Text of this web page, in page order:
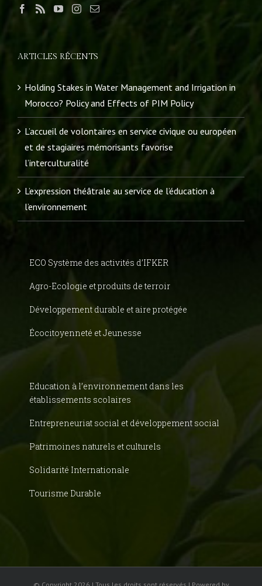
ARTICLES RÉCENTS
Holding Stakes in Water Management and Irrigation in
Morocco? Policy and Effects of PIM Policy
L’accueil de volontaires en service civique ou européen
et de stagiaires mémorisants favorise
l’interculturalité
L’expression théâtrale au service de l’éducation à
l’environnement
ECO Système des activités d’IFKER
Agro-Ecologie et produits de terroir
Développement durable et aire protégée
Écocitoyenneté et Jeunesse
Education à l’environnement dans les
établissements scolaires
Entrepreneuriat social et développement social
Patrimoines naturels et culturels
Solidarité Internationale
Tourisme Durable